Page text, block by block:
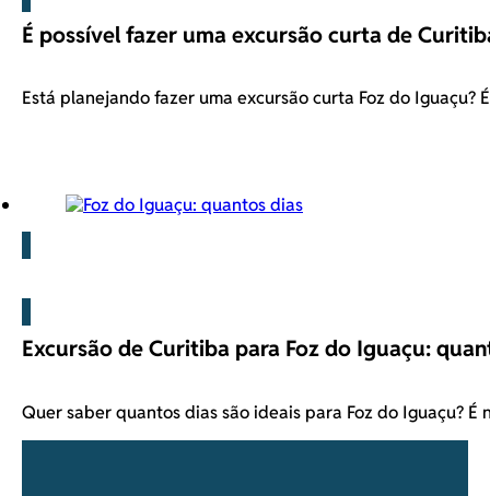
É possível fazer uma excursão curta de
Está planejando fazer uma excursão curta Foz do Iguaçu?
Excursão de Curitiba para Foz do Iguaçu:
Quer saber quantos dias são ideais para Foz do Iguaçu? É